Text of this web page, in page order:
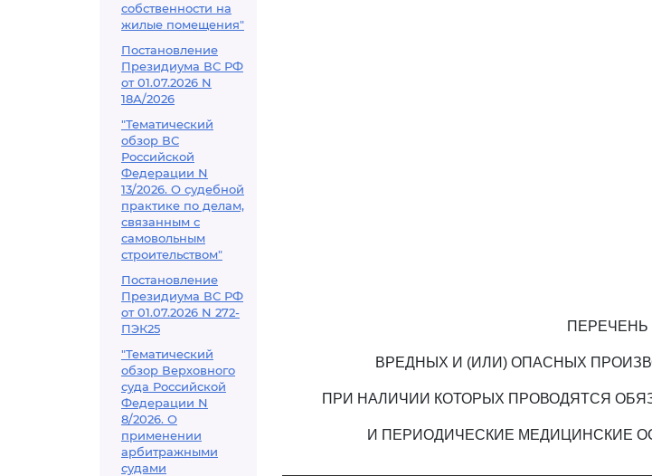
собственности на
жилые помещения"
Постановление
Президиума ВС РФ
от 01.07.2026 N
18А/2026
"Тематический
обзор ВС
Российской
Федерации N
13/2026. О судебной
практике по делам,
связанным с
самовольным
строительством"
Постановление
Президиума ВС РФ
от 01.07.2026 N 272-
ПЭК25
"Тематический
обзор Верховного
суда Российской
Федерации N
8/2026. О
применении
арбитражными
судами
ПЕРЕЧЕНЬ
ВРЕДНЫХ И (ИЛИ) ОПАСНЫХ
ПРИ НАЛИЧИИ КОТОРЫХ ПРОВОДЯТСЯ
И ПЕРИОДИЧЕСКИЕ МЕДИЦИНСКИЕ